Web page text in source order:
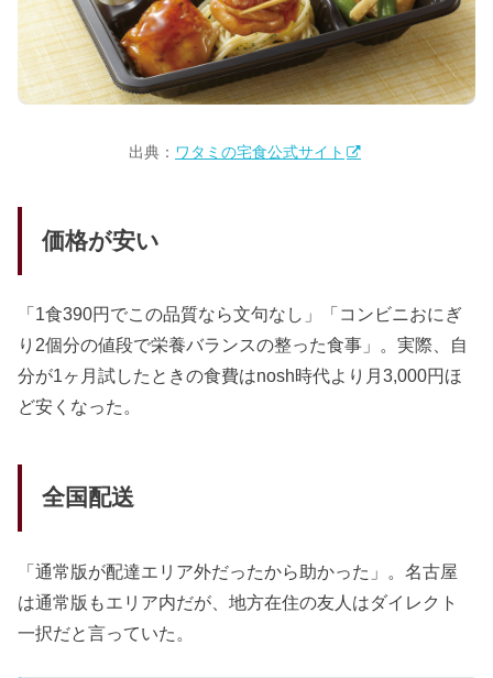
出典： ワタミの宅食公式サイト
価格が安い
「1食390円でこの品質なら文句なし」「コンビニおにぎ
り2個分の値段で栄養バランスの整った食事」。実際、自
分が1ヶ月試したときの食費はnosh時代より月3,000円ほ
ど安くなった。
全国配送
「通常版が配達エリア外だったから助かった」。名古屋
は通常版もエリア内だが、地方在住の友人はダイレクト
一択だと言っていた。